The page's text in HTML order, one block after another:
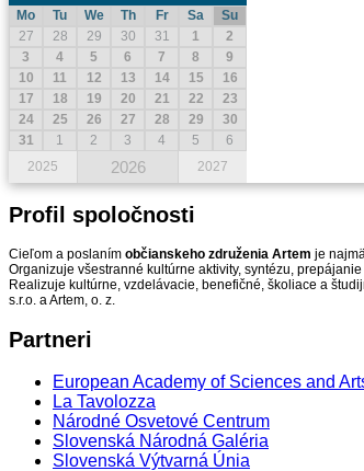
Mo Tu We Th Fr Sa
Su
27
28 29 30 31 1
2
3
4 5 6 7 8
9
10
11 12 13 14 15
16
17
18 19 20 21 22
23
24
25 26 27 28 29
30
31
1 2 3 4 5
6
2025
2026 2027
Profil spoločnosti
Cieľom a poslaním občianskeho združenia Artem je
Organizuje všestranné kultúrne aktivity, syntézu,
Realizuje kultúrne, vzdelávacie, benefičné, školiace a
s.r.o. a Artem, o. z.
Partneri
European Academy of Sciences and
La Tavolozza
Národné Osvetové Centrum
Slovenská Národná Galéria
Slovenská Výtvarná Únia